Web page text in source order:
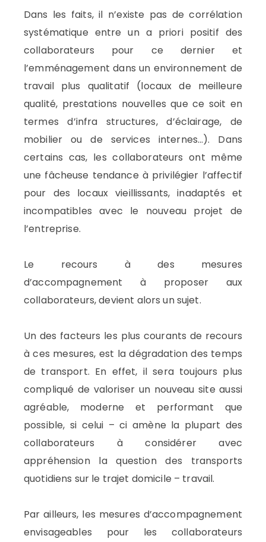
Dans les faits, il n’existe pas de corrélation
systématique entre un a priori positif des
collaborateurs pour ce dernier et
l’emménagement dans un environnement de
travail plus qualitatif (locaux de meilleure
qualité, prestations nouvelles que ce soit en
termes d’infra structures, d’éclairage, de
mobilier ou de services internes…). Dans
certains cas, les collaborateurs ont même
une fâcheuse tendance à privilégier l’affectif
pour des locaux vieillissants, inadaptés et
incompatibles avec le nouveau projet de
l’entreprise.
Le recours à des mesures
d’accompagnement à proposer aux
collaborateurs, devient alors un sujet.
Un des facteurs les plus courants de recours
à ces mesures, est la dégradation des temps
de transport. En effet, il sera toujours plus
compliqué de valoriser un nouveau site aussi
agréable, moderne et performant que
possible, si celui – ci amène la plupart des
collaborateurs à considérer avec
appréhension la question des transports
quotidiens sur le trajet domicile – travail.
Par ailleurs, les mesures d’accompagnement
envisageables pour les collaborateurs